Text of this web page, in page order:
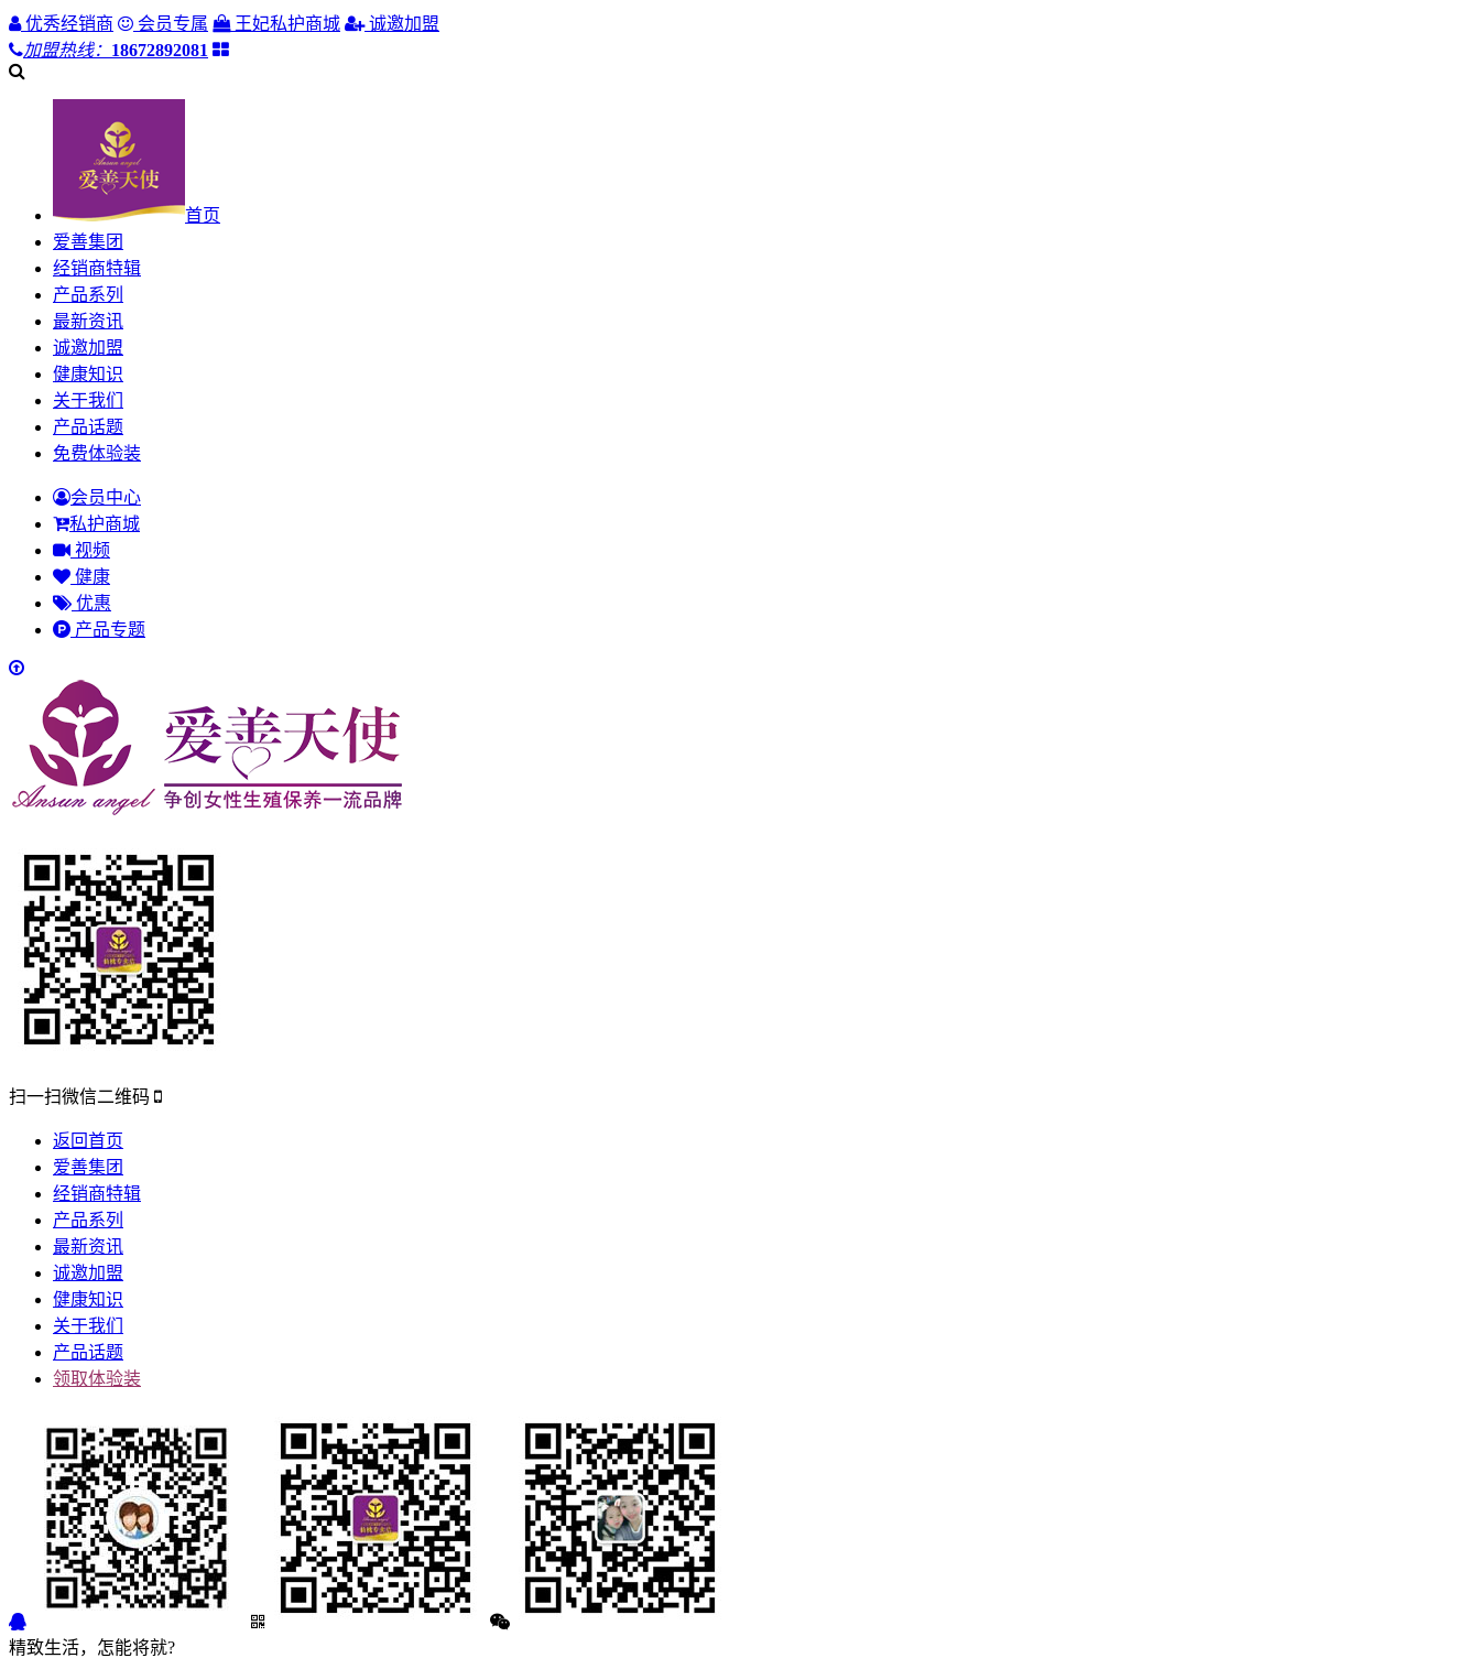
优秀经销商 会员专属 王妃私护商城
诚邀加盟
加盟热线： 18672892081
首页
爱善集团
经销商特辑
产品系列
最新资讯
诚邀加盟
健康知识
关于我们
产品话题
免费体验装
会员中心
私护商城
视频
健康
优惠
产品专题
扫一扫微信二维码
返回首页
爱善集团
经销商特辑
产品系列
最新资讯
诚邀加盟
健康知识
关于我们
产品话题
领取体验装
精致生活，怎能将就?